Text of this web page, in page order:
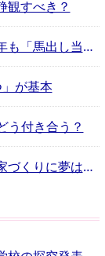
観すべき？
子どもたちの安全は私が守る！今年も「馬出し当番」がやってきた！
が基本
う付き合う？
念願の戸建て住宅計画中！理想の家づくりに夢は膨らむばかり…